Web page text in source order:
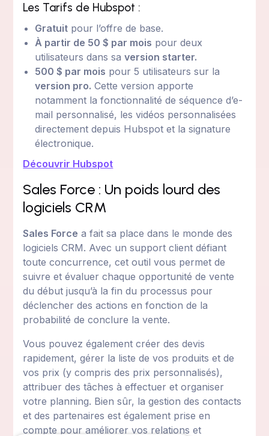
Les Tarifs de Hubspot :
Gratuit pour l’offre de base.
À partir de 50 $ par mois pour deux
utilisateurs dans saversion starter.
500 $ par mois pour 5 utilisateurs sur la
version pro. Cette version apporte
notamment la fonctionnalité de séquence d’e-
mail personnalisé, les vidéos personnalisées
directement depuis Hubspot et la signature
électronique.
Découvrir Hubspot
Sales Force : Un poids lourd des
logiciels CRM
Sales Force a fait sa place dans le monde des
logiciels CRM. Avec un support client défiant
toute concurrence, cet outil vous permet de
suivre et évaluer chaque opportunité de vente
du début jusqu’à la fin du processus pour
déclencher des actions en fonction de la
probabilité de conclure la vente.
Vous pouvez également créer des devis
rapidement, gérer la liste de vos produits et de
vos prix (y compris des prix personnalisés),
attribuer des tâches à effectuer et organiser
votre planning. Bien sûr, la gestion des contacts
et des partenaires est également prise en
compte pour améliorer vos relations et